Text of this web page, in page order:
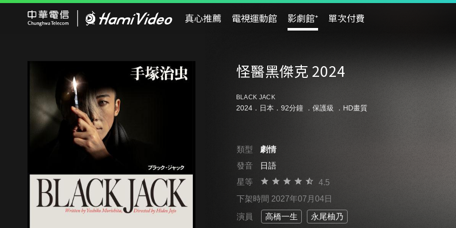
真心推薦 電視運動館 影劇館⁺ 單次付費
怪醫黑傑克 2024
BLACK JACK
2024．日本．92分鐘 ． 保護級 ．HD畫質
類型
劇情
發音
日語
星等
4.5
下架時間 2027年07月04日
演員 高橋一生 永尾柚乃